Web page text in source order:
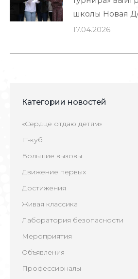
школы Новая
17.04.2026
Категории новостей
«Сердце отдаю детям»
IT-куб
Большие вызовы
Движение первых
Достижения
Живая классика
Лаборатория безопасности
Мероприятия
Объявления
Профессионалы